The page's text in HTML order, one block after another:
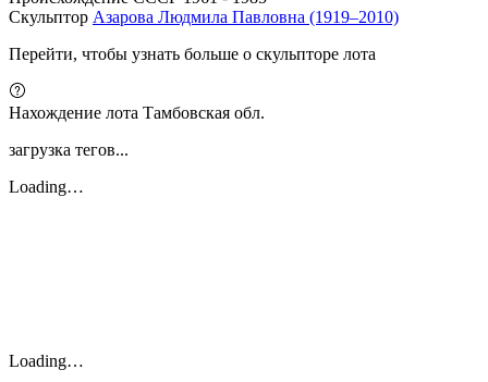
Скульптор Азарова Людмила Павловна (1919–2010)
Перейти, чтобы узнать больше о скульпторе лота
Нахождение лота Тамбовская обл.
загрузка тегов...
Loading…
Loading…